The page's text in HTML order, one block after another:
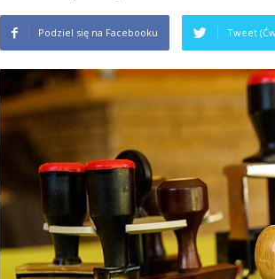
Podziel się na Facebooku Tweet